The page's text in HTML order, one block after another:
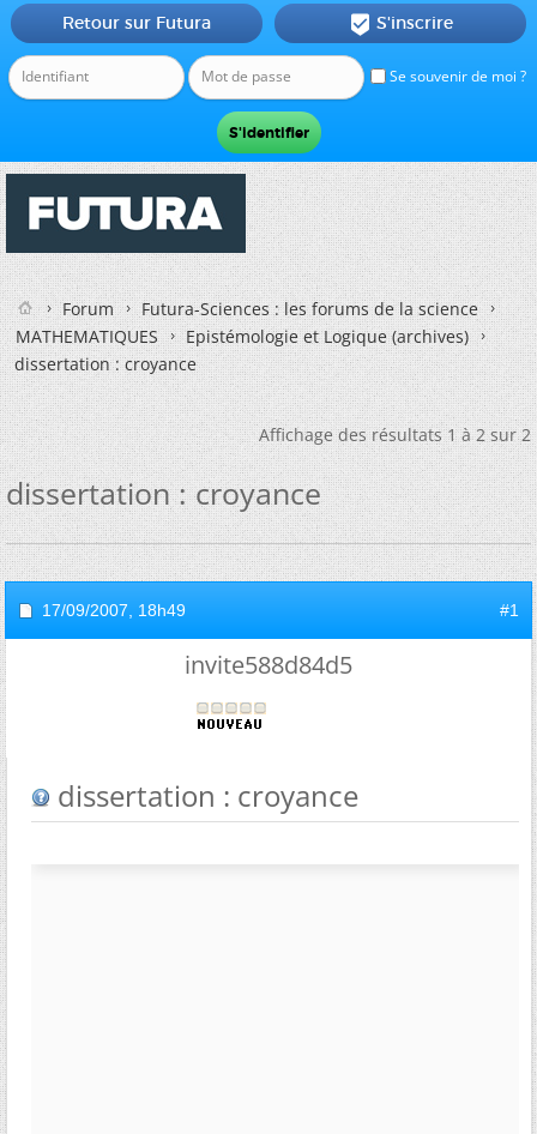
Se souvenir de moi ?
Retour sur Futura  S'inscrire
Forum
Futura-Sciences : les forums de la science
MATHEMATIQUES
Epistémologie et Logique (archives)
dissertation : croyance
Affichage des résultats 1 à 2 sur 2
dissertation : croyance
17/09/2007, 18h49 #1
invite588d84d5
dissertation : croyance